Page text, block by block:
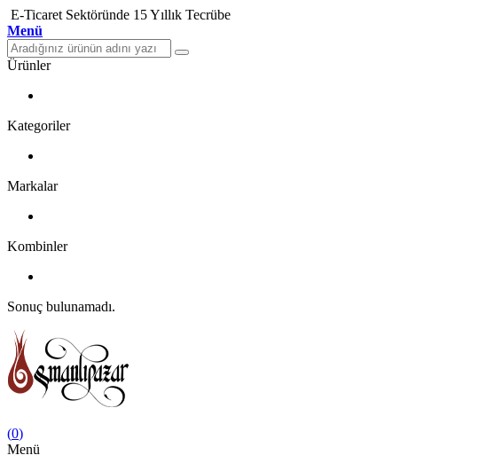
E-Ticaret Sektöründe 15 Yıllık Tecrübe
Menü
Ürünler
Kategoriler
Markalar
Kombinler
Sonuç bulunamadı.
(0)
Menü